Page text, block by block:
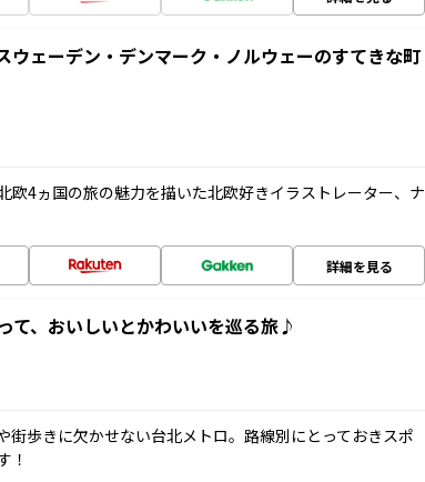
ウェーデン・デンマーク・ノルウェーのすてきな町
欧4ヵ国の旅の魅力を描いた北欧好きイラストレーター、ナ
詳細を見る
、おいしいとかわいいを巡る旅♪
街歩きに欠かせない台北メトロ。路線別にとっておきスポ
！